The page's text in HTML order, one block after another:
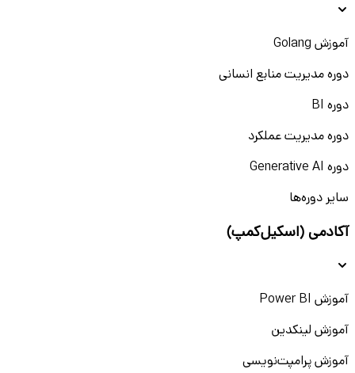
آموزش Golang
دوره مدیریت منابع انسانی
دوره BI
دوره مدیریت عملکرد
دوره Generative AI
سایر دوره‌ها
آکادمی (اسکیل‌کمپ)
آموزش Power BI
آموزش لینکدین
آموزش پرامپت‌نویسی